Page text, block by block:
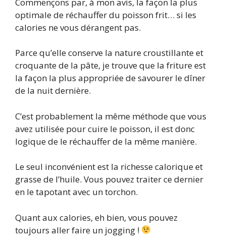
optimale de réchauffer du poisson frit… si les
calories ne vous dérangent pas.
Parce qu’elle conserve la nature croustillante et
croquante de la pâte, je trouve que la friture est
la façon la plus appropriée de savourer le dîner
de la nuit dernière.
C’est probablement la même méthode que vous
avez utilisée pour cuire le poisson, il est donc
logique de le réchauffer de la même manière.
Le seul inconvénient est la richesse calorique et
grasse de l’huile. Vous pouvez traiter ce dernier
en le tapotant avec un torchon.
Quant aux calories, eh bien, vous pouvez
toujours aller faire un jogging !